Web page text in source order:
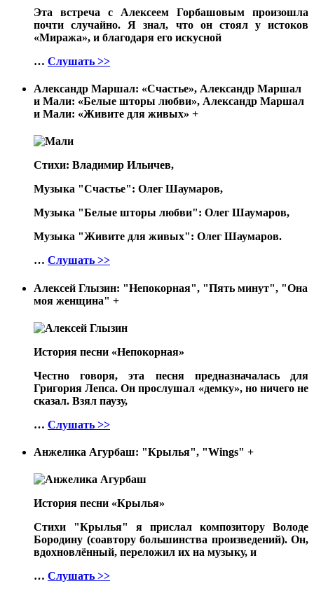
Эта встреча с Алексеем Горбашовым произошла
почти случайно. Я знал, что он стоял у истоков
«Миража», и благодаря его искусной
… Слушать >>
Александр Маршал: «Счастье», Александр Маршал
и Мали: «Белые шторы любви», Александр Маршал
и Мали: «Живите для живых» +
Стихи: Владимир Ильичев,
Музыка "Счастье": Олег Шаумаров,
Музыка "Белые шторы любви": Олег Шаумаров,
Музыка "Живите для живых": Олег Шаумаров.
… Слушать >>
Алексей Глызин: "Непокорная", "Пять минут", "Она
моя женщина" +
История песни «Непокорная»
Честно говоря, эта песня предназначалась для
Григория Лепса. Он прослушал «демку», но ничего не
сказал. Взял паузу,
… Слушать >>
Анжелика Агурбаш: "Крылья", "Wings" +
История песни «Крылья»
Стихи "Крылья" я прислал композитору Володе
Бородину (соавтору большинства произведений). Он,
вдохновлённый, переложил их на музыку, и
… Слушать >>